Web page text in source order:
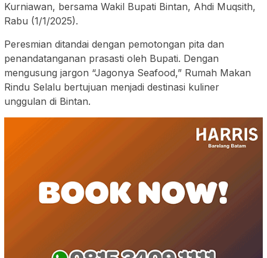
Kurniawan, bersama Wakil Bupati Bintan, Ahdi Muqsith,
Rabu (1/1/2025).
Peresmian ditandai dengan pemotongan pita dan
penandatanganan prasasti oleh Bupati. Dengan
mengusung jargon “Jagonya Seafood,” Rumah Makan
Rindu Selalu bertujuan menjadi destinasi kuliner
unggulan di Bintan.